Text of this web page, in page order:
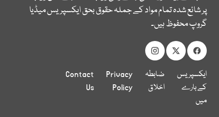
پر شائع شدہ تمام مواد کے جملہ حقوق بحق ایکسپریس میڈیا
گروپ محفوظ ہیں۔
ایکسپریس
کے بارے
میں
ضابطہ
اخلاق
Privacy
Policy
Contact
Us